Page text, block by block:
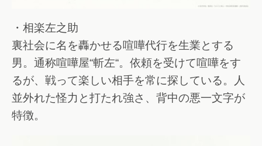
・相楽左之助
裏社会に名を轟かせる喧嘩代行を生業とする
男。通称喧嘩屋“斬左“。依頼を受けて喧嘩をす
るが、戦って楽しい相手を常に探している。人
並外れた怪力と打たれ強さ、背中の悪一文字が
特徴。